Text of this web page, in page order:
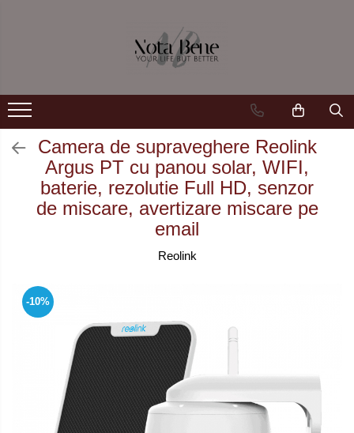
Camera de supraveghere
Conexiune Wi-Fi
Conexiune PoE
Cu baterie
Cu panou solar
Unelte si aparate de masura
Telemetre
Teodolite
Accesorii
Sisteme de control al mașinilor
Camera de supraveghere Reolink
Argus PT cu panou solar, WIFI,
baterie, rezolutie Full HD, senzor
de miscare, avertizare miscare pe
email
Reolink
-10%